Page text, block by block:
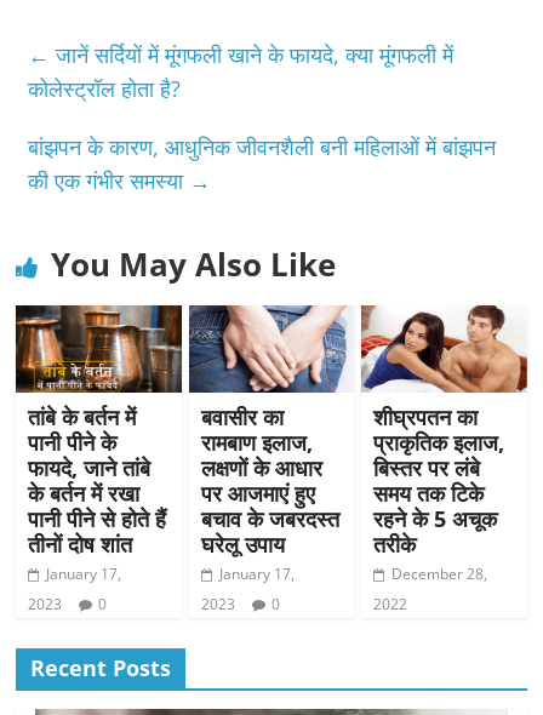
← जानें सर्दियों में मूंगफली खाने के फायदे, क्या मूंगफली में
कोलेस्ट्रॉल होता है?
बांझपन के कारण, आधुनिक जीवनशैली बनी महिलाओं में बांझपन
की एक गंभीर समस्या →
You May Also Like
तांबे के बर्तन में
पानी पीने के
फायदे, जाने तांबे
के बर्तन में रखा
पानी पीने से होते हैं
तीनों दोष शांत
January 17,
2023
0
बवासीर का
रामबाण इलाज,
लक्षणों के आधार
पर आजमाएं हुए
बचाव के जबरदस्त
घरेलू उपाय
January 17,
2023
0
शीघ्रपतन का
प्राकृतिक इलाज,
बिस्तर पर लंबे
समय तक टिके
रहने के 5 अचूक
तरीके
December 28,
2022
Recent Posts